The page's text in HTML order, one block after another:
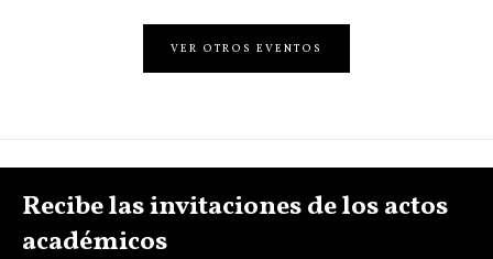
VER OTROS EVENTOS
Recibe las invitaciones de los actos
académicos